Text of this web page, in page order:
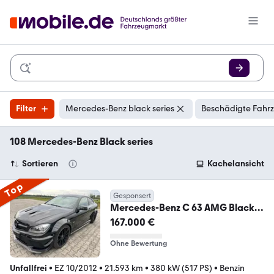
Filter Mercedes-Benz black series Beschädigte
108 Mercedes-Benz Black series
Sortieren Kachelansicht
Top Gesponsert
Mercedes-Benz C 63 AMG Black
Series Coupé
167.000 €
Ohne Bewertung
Unfallfrei • EZ 10/2012 • 21.593 km • 380 kW (517 PS) • Benzin